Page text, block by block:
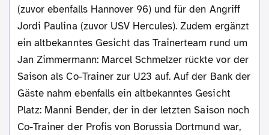
(zuvor ebenfalls Hannover 96) und für den Angriff
Jordi Paulina (zuvor USV Hercules). Zudem ergänzt
ein altbekanntes Gesicht das Trainerteam rund um
Jan Zimmermann: Marcel Schmelzer rückte vor der
Saison als Co-Trainer zur U23 auf. Auf der Bank der
Gäste nahm ebenfalls ein altbekanntes Gesicht
Platz: Manni Bender, der in der letzten Saison noch
Co-Trainer der Profis von Borussia Dortmund war,